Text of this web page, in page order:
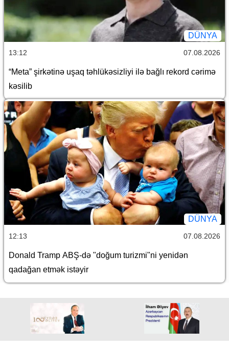
DÜNYA
13:12 07.08.2026
“Meta” şirkətinə uşaq təhlükəsizliyi ilə bağlı rekord cərimə
kəsilib
DÜNYA
12:13 07.08.2026
Donald Tramp ABŞ-də "doğum turizmi"ni yenidən
qadağan etmək istəyir